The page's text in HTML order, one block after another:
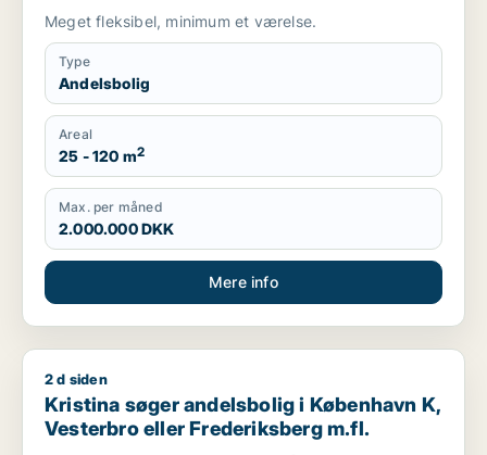
Meget fleksibel, minimum et værelse.
Type
Andelsbolig
Areal
25 - 120 m2
Max. per måned
2.000.000 DKK
Mere info
Kristina søger andelsbolig i København K, Vesterbro eller
2 d siden
Kristina søger andelsbolig i København K,
Vesterbro eller Frederiksberg m.fl.